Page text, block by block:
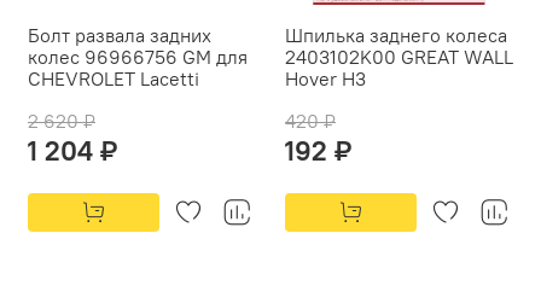
Болт развала задних
колес 96966756 GM для
CHEVROLET Lacetti
2 620 ₽
1 204 ₽
Шпилька заднего колеса
2403102K00 GREAT WALL
Hover H3
420 ₽
192 ₽